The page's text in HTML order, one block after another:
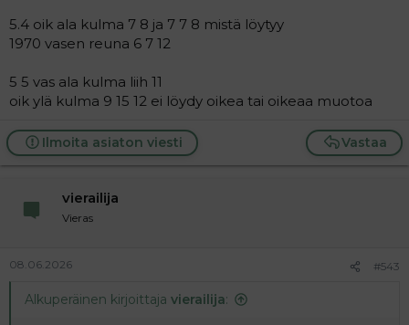
5.4 oik ala kulma 7 8 ja 7 7 8 mistä löytyy
1970 vasen reuna 6 7 12
5 5 vas ala kulma liih 11
oik ylä kulma 9 15 12 ei löydy oikea tai oikeaa muotoa
Vastaa
Ilmoita asiaton viesti
vierailija
Vieras
08.06.2026 #543
Alkuperäinen kirjoittaja vierailija: